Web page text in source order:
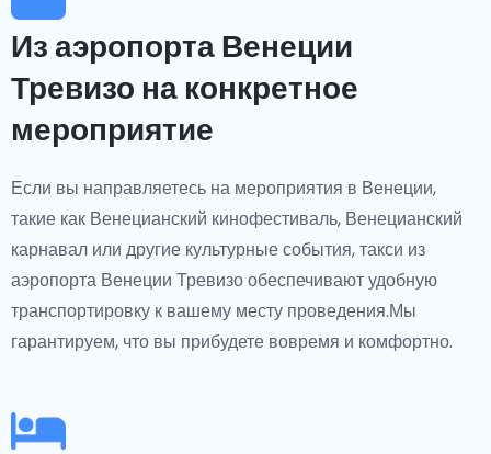
Из аэропорта Венеции
Тревизо на конкретное
мероприятие
Если вы направляетесь на мероприятия в Венеции,
такие как Венецианский кинофестиваль, Венецианский
карнавал или другие культурные события, такси из
аэропорта Венеции Тревизо обеспечивают удобную
транспортировку к вашему месту проведения.Мы
гарантируем, что вы прибудете вовремя и комфортно.